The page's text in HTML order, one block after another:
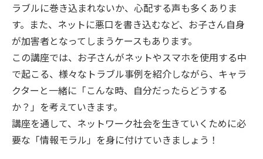
ラブルに巻き込まれないか、心配する声も多くありま
す。また、ネットに悪口を書き込むなど、お子さん自身
が加害者となってしまうケースもあります。
この講座では、お子さんがネットやスマホを使用する中
で起こる、様々なトラブル事例を紹介しながら、キャラ
クターと一緒に「こんな時、自分だったらどうする
か？」を考えていきます。
講座を通して、ネットワーク社会を生きていくために必
要な「情報モラル」を身に付けていきましょう！